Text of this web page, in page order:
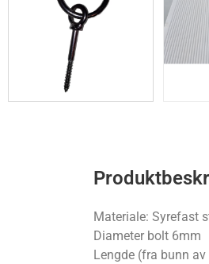
Materiale: Syrefast
Diameter bolt 6mm
Lengde (fra bunn